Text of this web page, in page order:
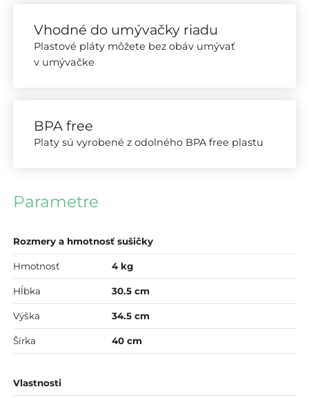
Vhodné do umývačky riadu
Plastové pláty môžete bez obáv umývať
v umývačke
BPA free
Platy sú vyrobené z odolného BPA free plastu
Parametre
Rozmery a hmotnosť sušičky
Hmotnosť 4 kg
Hĺbka 30.5 cm
Výška 34.5 cm
Šírka 40 cm
Vlastnosti